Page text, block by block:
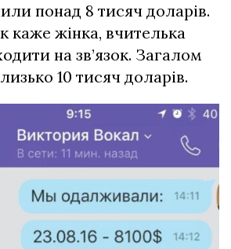
понад 8 тисяч доларів.
каже жінка, вчителька
на зв’язок. Загалом
10 тисяч доларів.